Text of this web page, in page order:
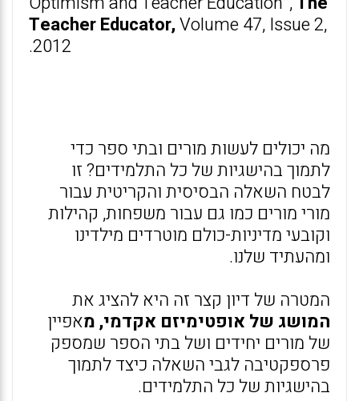
Teacher Educator,Volume 47, Issue 2,
2012.
מה יכולים לעשות מורים ובתי ספר כדי
לתמוך בהישגיות של כל התלמידים? זו
לבטח השאלה הבסיסית והקריטית עבור
מורי מורים כמו גם עבור משפחות, קהילות
וקובעי מדיניות-כולם מוטרדים מילדינו
ומהעתיד שלנו.
המטרה של דיון קצר זה היא להציג את
המושג של אופטימיזם אקדמי, מאפיין
של מורים יחידים ושל בתי הספר שמספק
פרספקטיבה לגבי השאלה כיצד לתמוך
בהישגיות של כל התלמידים.